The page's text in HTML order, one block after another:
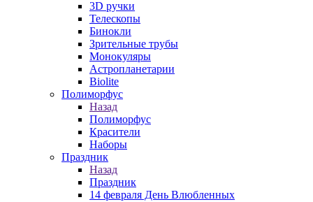
3D ручки
Телескопы
Бинокли
Зрительные трубы
Монокуляры
Астропланетарии
Biolite
Полиморфус
Назад
Полиморфус
Красители
Наборы
Праздник
Назад
Праздник
14 февраля День Влюбленных